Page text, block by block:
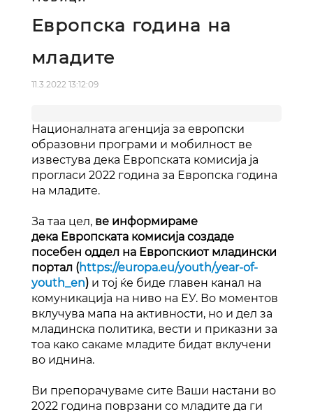
Европска година на
младите
11.3.2022 13:12:09
Националната агенција за европски
образовни програми и мобилност ве
известува дека Европската комисија ја
прогласи 2022 година за Европска година
на младите.
За таа цел, ве информираме
дека Европската комисија создаде
посебен оддел на Eвропскиот младински
портал (https://europa.eu/youth/year-of-
youth_en) и тој ќе биде главен канал на
комуникација на ниво на ЕУ. Во моментов
вклучува мапа на активности, но и дел за
младинска политика, вести и приказни за
тоа како сакаме младите бидат вклучени
во иднина.
Ви препорачуваме сите Ваши настани во
2022 година поврзани со младите да ги